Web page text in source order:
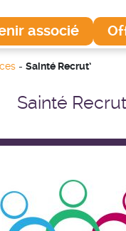
associé
Sainté
- Sainté Recrut’